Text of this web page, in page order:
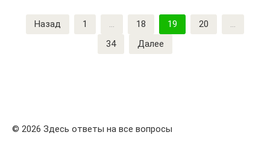
Пагинация
записей
Назад 1 … 18 19 20
…
34
Далее
© 2026 Здесь ответы на все вопросы